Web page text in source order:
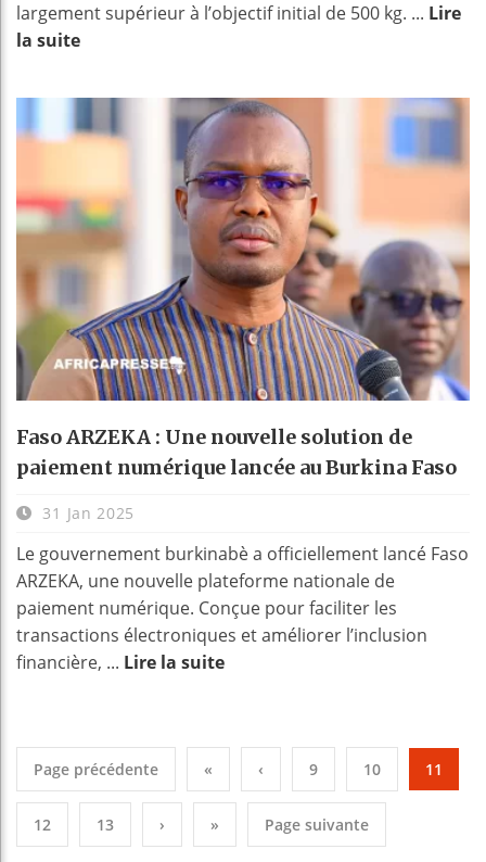
largement supérieur à l’objectif initial de 500 kg. ... Lire
la suite
Faso ARZEKA : Une nouvelle solution de
paiement numérique lancée au Burkina Faso
31 Jan 2025
Le gouvernement burkinabè a officiellement lancé Faso
ARZEKA, une nouvelle plateforme nationale de
paiement numérique. Conçue pour faciliter les
transactions électroniques et améliorer l’inclusion
financière, ... Lire la suite
Page précédente « ‹ 9 10 11
12 13 › » Page suivante